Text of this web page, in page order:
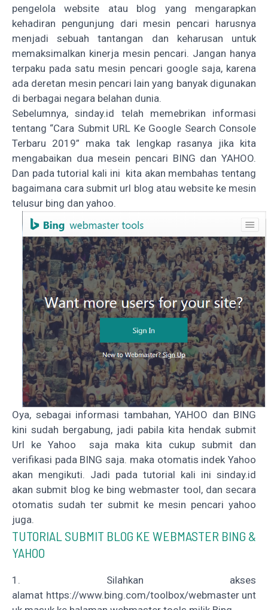
pengelola website atau blog yang mengarapkan
kehadiran pengunjung dari mesin pencari harusnya
menjadi sebuah tantangan dan keharusan untuk
memaksimalkan kinerja mesin pencari. Jangan hanya
terpaku pada satu mesin pencari google saja, karena
ada deretan mesin pencari lain yang banyak digunakan
di berbagai negara belahan dunia.
Sebelumnya, sinday.id telah memebrikan informasi
tentang “Cara Submit URL Ke Google Search Console
Terbaru 2019” maka tak lengkap rasanya jika kita
mengabaikan dua mesein pencari BING dan YAHOO.
Dan pada tutorial kali ini kita akan membahas tentang
bagaimana cara submit url blog atau website ke mesin
telusur bing dan yahoo.
Oya, sebagai informasi tambahan, YAHOO dan BING
kini sudah bergabung, jadi pabila kita hendak submit
Url ke Yahoo saja maka kita cukup submit dan
verifikasi pada BING saja. maka otomatis indek Yahoo
akan mengikuti. Jadi pada tutorial kali ini sinday.id
akan submit blog ke bing webmaster tool, dan secara
otomatis sudah ter submit ke mesin pencari yahoo
juga.
TUTORIAL SUBMIT BLOG KE WEBMASTER BING &
YAHOO
1. Silahkan akses
alamat https://www.bing.com/toolbox/webmasterunt